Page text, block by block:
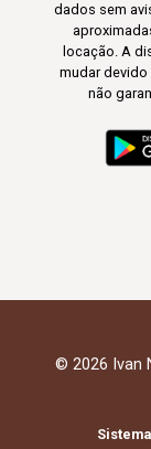
dados sem
locação. A
mudar
não
© 2026 Ivan